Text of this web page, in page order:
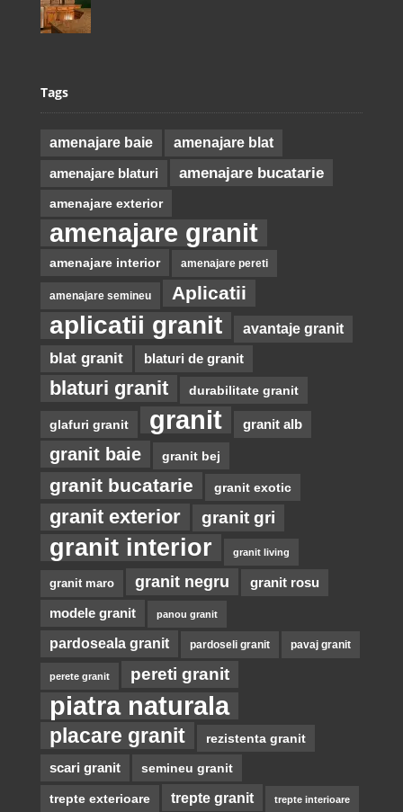
Tags
amenajare baie amenajare blat
amenajare blaturi amenajare bucatarie
amenajare exterior
amenajare granit
amenajare interior amenajare pereti
amenajare semineu Aplicatii
aplicatii granit avantaje granit
blat granit blaturi de granit
blaturi granit durabilitate granit
glafuri granit granit granit alb
granit baie granit bej
granit bucatarie granit exotic
granit exterior granit gri
granit interior granit living
granit maro granit negru granit rosu
modele granit panou granit
pardoseala granit pardoseli granit pavaj granit
perete granit pereti granit
piatra naturala
placare granit rezistenta granit
scari granit semineu granit
trepte exterioare trepte granit trepte interioare